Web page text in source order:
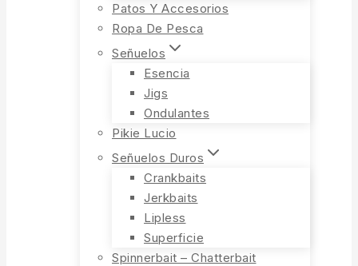
Patos Y Accesorios
Ropa De Pesca
Señuelos
Esencia
Jigs
Ondulantes
Pikie Lucio
Señuelos Duros
Crankbaits
Jerkbaits
Lipless
Superficie
Spinnerbait – Chatterbait